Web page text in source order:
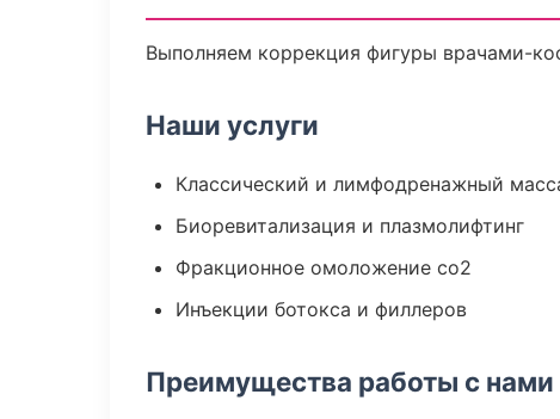
Выполняем коррекция фигуры врачами-
Наши услуги
Классический и лимфодренажный
Биоревитализация и плазмолифтинг
Фракционное омоложение co2
Инъекции ботокса и филлеров
Преимущества работы с нами